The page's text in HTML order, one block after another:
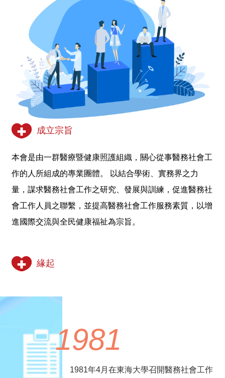
成立宗旨
本會是由一群醫療暨健康照護組織，關心從事醫務社會工
作的人所組成的專業團體。 以結合學術、實務界之力
量，謀求醫務社會工作之研究、發展與訓練，促進醫務社
會工作人員之聯繫，並提高醫務社會工作服務素質，以增
進國際交流與全民健康福祉為宗旨。
緣起
1981
1981年4月在東海大學召開醫務社會工作